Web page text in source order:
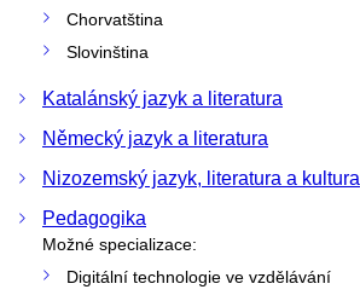
Chorvatština
Slovinština
Katalánský jazyk a literatura
Německý jazyk a literatura
Nizozemský jazyk, literatura a kultura
Pedagogika
Možné specializace:
Digitální technologie ve vzdělávání